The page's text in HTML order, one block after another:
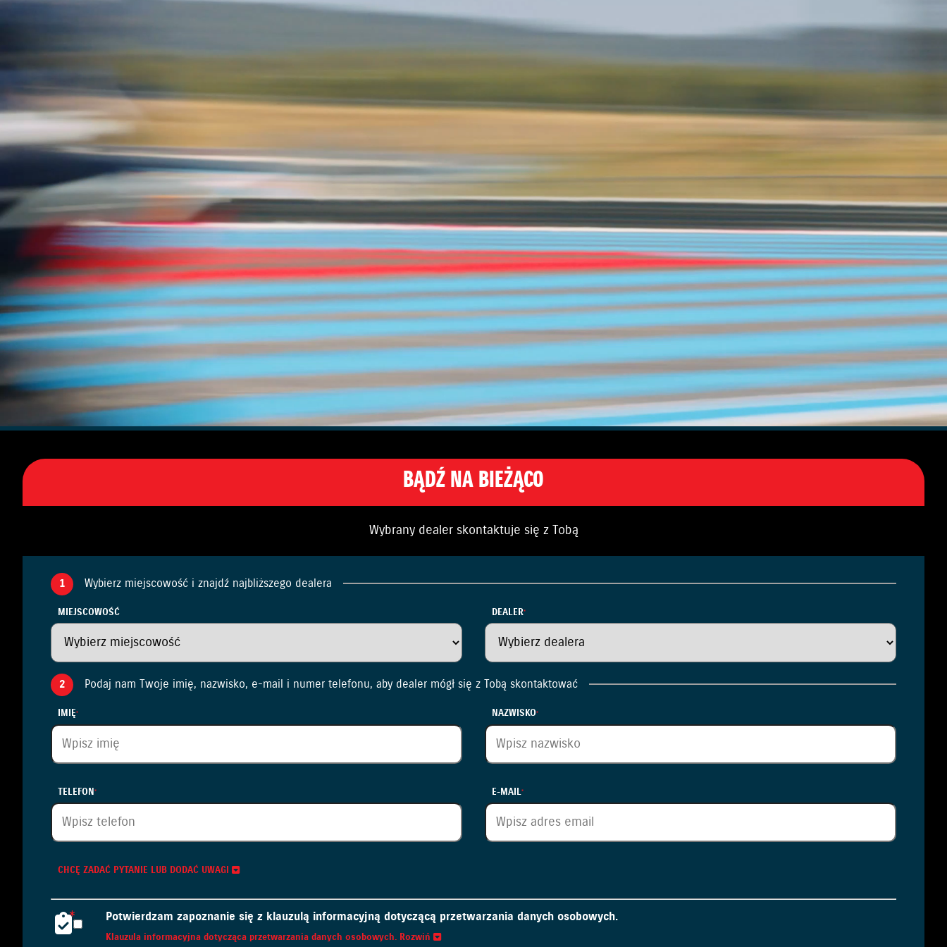
BĄDŹ NA BIEŻĄCO
Wybrany dealer skontaktuje się z Tobą
1 Wybierz miejscowość i znajdź najbliższego dealera
MIEJSCOWOŚĆ DEALER
2 Podaj nam Twoje imię, nazwisko, e-mail i numer telefonu, aby dealer mógł się z Tobą skontaktować
IMIĘ NAZWISKO
TELEFON E-MAIL
CHCĘ ZADAĆ PYTANIE LUB DODAĆ UWAGI
Potwierdzam zapoznanie się z klauzulą informacyjną dotyczącą przetwarzania danych osobowych.
Klauzula informacyjna dotycząca przetwarzania danych osobowych. Rozwiń